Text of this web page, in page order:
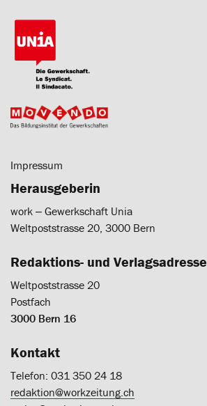
Impressum
Herausgeberin
work ‒ Gewerkschaft Unia
Weltpoststrasse 20, 3000 Bern
Redaktions- und Verlagsadresse
Weltpoststrasse 20
Postfach
3000 Bern 16
Kontakt
Telefon: 031 350 24 18
redaktion@workzeitung.ch